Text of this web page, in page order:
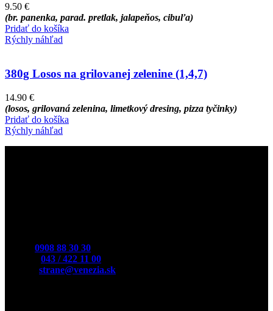
9.50 €
(br. panenka, parad. pretlak, jalapeňos, cibuľa)
Pridať do košíka
Rýchly náhľad
380g Losos na grilovanej zelenine (1,4,7)
14.90 €
(losos, grilovaná zelenina, limetkový dresing, pizza tyčinky)
Pridať do košíka
Rýchly náhľad
0908 88 30 30
043 / 422 11 00
strane@venezia.sk